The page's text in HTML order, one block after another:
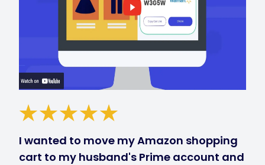
I wanted to move my Amazon shopping
cart to my husband's Prime account and